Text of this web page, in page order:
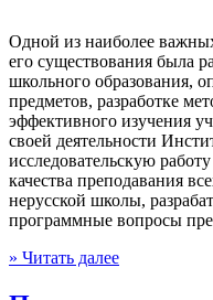
Одной из наиболее
его существования была
школьного образования,
предметов, разработке
эффективного изучения
своей деятельности
исследовательскую
качества преподавания
нерусской школы,
программные вопросы
» Читать далее